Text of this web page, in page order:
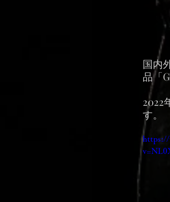
国内
品「
2022
す。
https://